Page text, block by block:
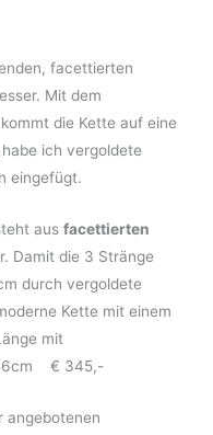
facettierten
Mit dem
die Kette auf eine
ich vergoldete
eingefügt.
aus facettierten
Damit die 3 Stränge
durch vergoldete
Kette mit einem
mit
46cm € 345,-
angebotenen